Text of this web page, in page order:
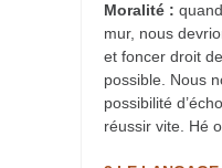
Moralité :
mur, nous
et foncer droit
possible. Nous
possibilité
réussir vite. Hé